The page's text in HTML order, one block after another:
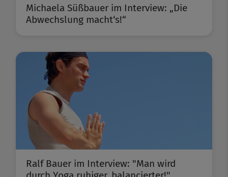
Michaela Süßbauer im Interview: „Die
Abwechslung macht‘s!“
Ralf Bauer im Interview: "Man wird